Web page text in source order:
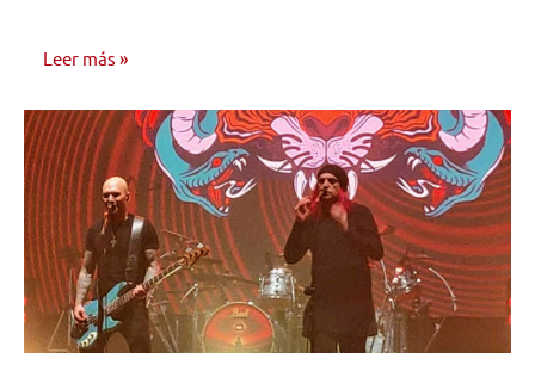
Leer más
INVESTIGACIÓN
MUSICAL